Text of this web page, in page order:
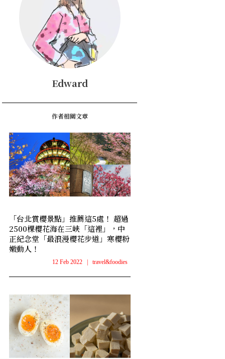
Edward
作者相關文章
「台北賞櫻景點」推薦這5處！ 超過
2500棵櫻花海在三峽「這裡」，中
正紀念堂「最浪漫櫻花步道」寒櫻粉
嫩動人！
12 Feb 2022 | travel&foodies